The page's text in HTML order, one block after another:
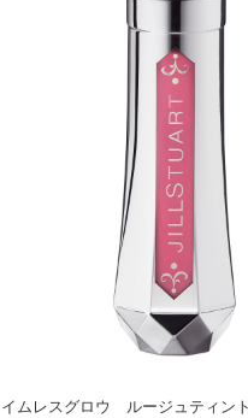
ムレスグロウ ルージュティ